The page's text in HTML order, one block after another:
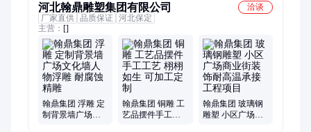
河北翰鼎雕塑集团有限公司
洽谈
厂家直供 品质保证 河北保定
主营： []
翰鼎集团 浮雕 定
制背景墙广场文
翰鼎集团 铜雕 工
艺品摆件手工工
翰鼎集团 玻璃钢
雕塑 小区广场商